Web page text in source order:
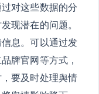
对这些数据的分
现潜在的问题。
息。可以通过发
牌官网等方式，
要及时处理舆情